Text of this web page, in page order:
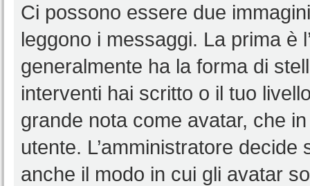
Ci possono essere due
leggono i messaggi. La prima è
generalmente ha la forma di
interventi hai scritto o il tuo
grande nota come avatar, che
utente. L’amministratore
anche il modo in cui gli avatar